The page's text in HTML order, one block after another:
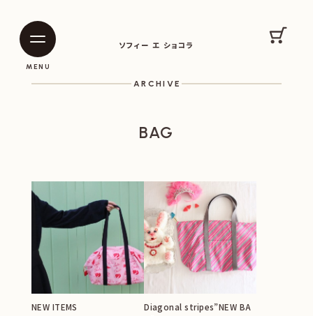
ソフィー エ ショコラ
MENU
カー
ARCHIVE
BAG
NEW ITEMS
Diagonal stripes”NEW BA